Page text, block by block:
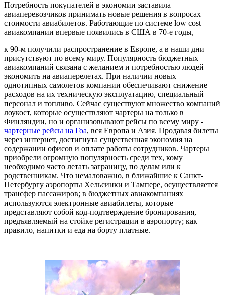
Потребность покупателей в экономии заставила
авиаперевозчиков принимать новые решения в вопросах
стоимости авиабилетов. Работающие по системе low cost
авиакомпании впервые появились в США в 70-е годы,
к 90-м получили распространение в Европе, а в наши дни
присутствуют по всему миру. Популярность бюджетных
авиакомпаний связана с желанием и потребностью людей
экономить на авиаперелетах. При наличии новых
однотипных самолетов компании обеспечивают снижение
расходов на их техническую эксплуатацию, специальный
персонал и топливо. Сейчас существуют множество компаний
лоукост, которые осуществляют чартеры на только в
Финляндии, но и организовывают рейсы по всему миру -
чартерные рейсы на Гоа, вся Европа и Азия. Продавая билеты
через интернет, достигнута существенная экономия на
содержании офисов и оплате работы сотрудников. Чартеры
приобрели огромную популярность среди тех, кому
необходимо часто летать заграницу, по делам или к
родственникам. Что немаловажно, в ближайшие к Санкт-
Петербургу аэропорты Хельсинки и Тампере, осуществляется
трансфер пассажиров; в бюджетных авиакомпаниях
используются электронные авиабилеты, которые
представляют собой код-подтверждение бронирования,
предъявляемый на стойке регистрации в аэропорту; как
правило, напитки и еда на борту платные.